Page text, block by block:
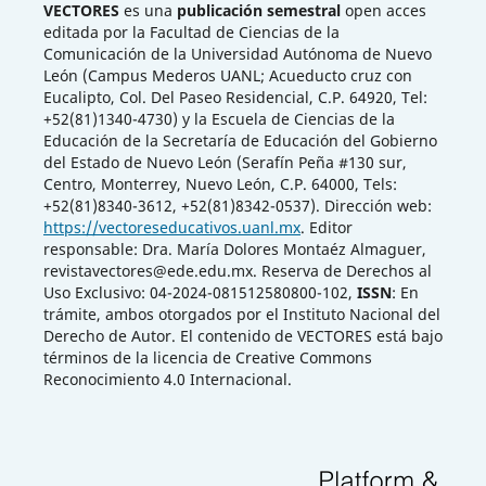
VECTORES es una publicación semestralopen acces
editada por la Facultad de Ciencias de la
Comunicación de la Universidad Autónoma de Nuevo
León (Campus Mederos UANL; Acueducto cruz con
Eucalipto, Col. Del Paseo Residencial, C.P. 64920, Tel:
+52(81)1340-4730) y la Escuela de Ciencias de la
Educación de la Secretaría de Educación del Gobierno
del Estado de Nuevo León (Serafín Peña #130 sur,
Centro, Monterrey, Nuevo León, C.P. 64000, Tels:
+52(81)8340-3612, +52(81)8342-0537). Dirección web:
https://vectoreseducativos.uanl.mx. Editor
responsable: Dra. María Dolores Montaéz Almaguer,
revistavectores@ede.edu.mx. Reserva de Derechos al
Uso Exclusivo: 04-2024-081512580800-102, ISSN: En
trámite, ambos otorgados por el Instituto Nacional del
Derecho de Autor. El contenido de VECTORES está bajo
términos de la licencia de Creative Commons
Reconocimiento 4.0 Internacional.